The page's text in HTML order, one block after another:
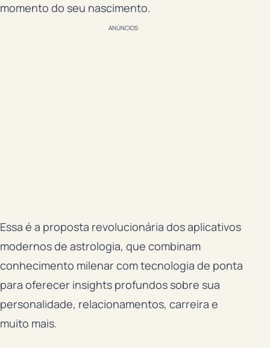
momento do seu nascimento.
ANÚNCIOS
Essa é a proposta revolucionária dos aplicativos
modernos de astrologia, que combinam
conhecimento milenar com tecnologia de ponta
para oferecer insights profundos sobre sua
personalidade, relacionamentos, carreira e
muito mais.